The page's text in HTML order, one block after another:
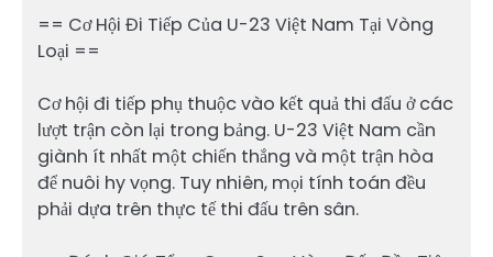
== Cơ Hội Đi Tiếp Của U-23 Việt Nam Tại Vòng
Loại ==
Cơ hội đi tiếp phụ thuộc vào kết quả thi đấu ở các
lượt trận còn lại trong bảng. U-23 Việt Nam cần
giành ít nhất một chiến thắng và một trận hòa
để nuôi hy vọng. Tuy nhiên, mọi tính toán đều
phải dựa trên thực tế thi đấu trên sân.